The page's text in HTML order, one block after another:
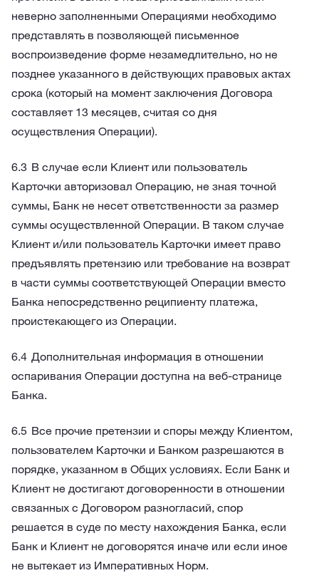
неверно заполненными Операциями необходимо
представлять в позволяющей письменное
воспроизведение форме незамедлительно, но не
позднее указанного в действующих правовых актах
срока (который на момент заключения Договора
составляет 13 месяцев, считая со дня
осуществления Операции).
В случае если Клиент или пользователь
Карточки авторизовал Операцию, не зная точной
суммы, Банк не несет ответственности за размер
суммы осуществленной Операции. В таком случае
Клиент и/или пользователь Карточки имеет право
предъявлять претензию или требование на возврат
в части суммы соответствующей Операции вместо
Банка непосредственно реципиенту платежа,
проистекающего из Операции.
Дополнительная информация в отношении
оспаривания Операции доступна на веб-странице
Банка.
Все прочие претензии и споры между Клиентом,
пользователем Карточки и Банком разрешаются в
порядке, указанном в Общих условиях. Если Банк и
Клиент не достигают договоренности в отношении
связанных с Договором разногласий, спор
решается в суде по месту нахождения Банка, если
Банк и Клиент не договорятся иначе или если иное
не вытекает из Императивных Норм.